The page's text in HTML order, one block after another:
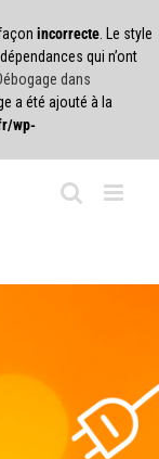
incorrecte . Le style
qui n’ont
dans
a été ajouté à la
wp-